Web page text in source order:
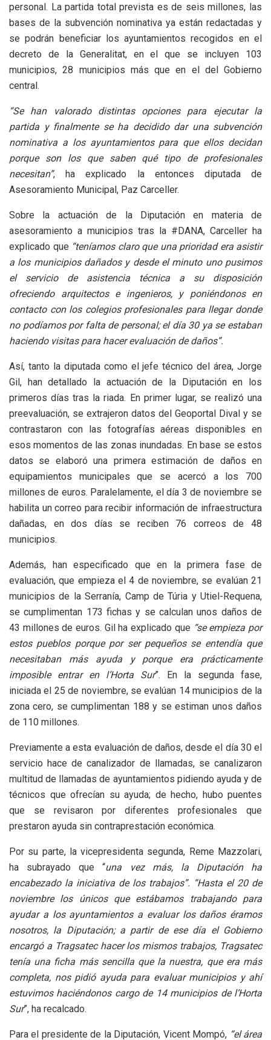
personal. La partida total prevista es de seis millones, las
bases de la subvención nominativa ya están redactadas y
se podrán beneficiar los ayuntamientos recogidos en el
decreto de la Generalitat, en el que se incluyen 103
municipios, 28 municipios más que en el del Gobierno
central.
“Se han valorado distintas opciones para ejecutar la
partida y finalmente se ha decidido dar una subvención
nominativa a los ayuntamientos para que ellos decidan
porque son los que saben qué tipo de profesionales
necesitan”, ha explicado la entonces diputada de
Asesoramiento Municipal, Paz Carceller.
Sobre la actuación de la Diputación en materia de
asesoramiento a municipios tras la #DANA, Carceller ha
explicado que “teníamos claro que una prioridad era asistir
a los municipios dañados y desde el minuto uno pusimos
el servicio de asistencia técnica a su disposición
ofreciendo arquitectos e ingenieros, y poniéndonos en
contacto con los colegios profesionales para llegar donde
no podíamos por falta de personal; el día 30 ya se estaban
haciendo visitas para hacer evaluación de daños”.
Así, tanto la diputada como el jefe técnico del área, Jorge
Gil, han detallado la actuación de la Diputación en los
primeros días tras la riada. En primer lugar, se realizó una
preevaluación, se extrajeron datos del Geoportal Dival y se
contrastaron con las fotografías aéreas disponibles en
esos momentos de las zonas inundadas. En base se estos
datos se elaboró una primera estimación de daños en
equipamientos municipales que se acercó a los 700
millones de euros. Paralelamente, el día 3 de noviembre se
habilita un correo para recibir información de infraestructura
dañadas, en dos días se reciben 76 correos de 48
municipios.
Además, han especificado que en la primera fase de
evaluación, que empieza el 4 de noviembre, se evalúan 21
municipios de la Serranía, Camp de Túria y Utiel-Requena,
se cumplimentan 173 fichas y se calculan unos daños de
43 millones de euros. Gil ha explicado que “se empieza por
estos pueblos porque por ser pequeños se entendía que
necesitaban más ayuda y porque era prácticamente
imposible entrar en l’Horta Sur”. En la segunda fase,
iniciada el 25 de noviembre, se evalúan 14 municipios de la
zona cero, se cumplimentan 188 y se estiman unos daños
de 110 millones.
Previamente a esta evaluación de daños, desde el día 30 el
servicio hace de canalizador de llamadas, se canalizaron
multitud de llamadas de ayuntamientos pidiendo ayuda y de
técnicos que ofrecían su ayuda; de hecho, hubo puentes
que se revisaron por diferentes profesionales que
prestaron ayuda sin contraprestación económica.
Por su parte, la vicepresidenta segunda, Reme Mazzolari,
ha subrayado que “una vez más, la Diputación ha
encabezado la iniciativa de los trabajos”. “Hasta el 20 de
noviembre los únicos que estábamos trabajando para
ayudar a los ayuntamientos a evaluar los daños éramos
nosotros, la Diputación; a partir de ese día el Gobierno
encargó a Tragsatec hacer los mismos trabajos, Tragsatec
tenía una ficha más sencilla que la nuestra, que era más
completa, nos pidió ayuda para evaluar municipios y ahí
estuvimos haciéndonos cargo de 14 municipios de l’Horta
Sur”, ha recalcado.
Para el presidente de la Diputación, Vicent Mompó, “el área